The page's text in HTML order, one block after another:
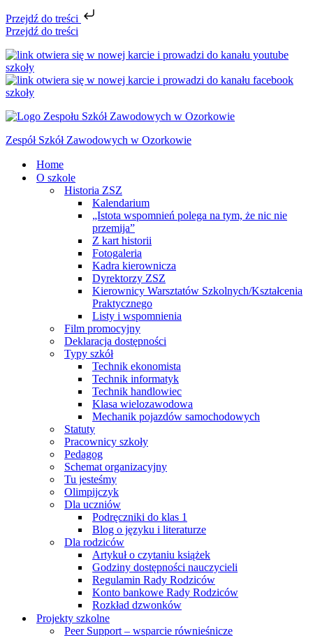
Przejdź do treści
Przejdź do treści
Zespół Szkół Zawodowych w Ozorkowie
Home
O szkole
Historia ZSZ
Kalendarium
„Istota wspomnień polega na tym, że nic nie
przemija”
Z kart historii
Fotogaleria
Kadra kierownicza
Dyrektorzy ZSZ
Kierownicy Warsztatów Szkolnych/Kształcenia
Praktycznego
Listy i wspomnienia
Film promocyjny
Deklaracja dostępności
Typy szkół
Technik ekonomista
Technik informatyk
Technik handlowiec
Klasa wielozawodowa
Mechanik pojazdów samochodowych
Statuty
Pracownicy szkoły
Pedagog
Schemat organizacyjny
Tu jesteśmy
Olimpijczyk
Dla uczniów
Podręczniki do klas 1
Blog o języku i literaturze
Dla rodziców
Artykuł o czytaniu książek
Godziny dostępności nauczycieli
Regulamin Rady Rodziców
Konto bankowe Rady Rodziców
Rozkład dzwonków
Projekty szkolne
Peer Support – wsparcie równieśnicze